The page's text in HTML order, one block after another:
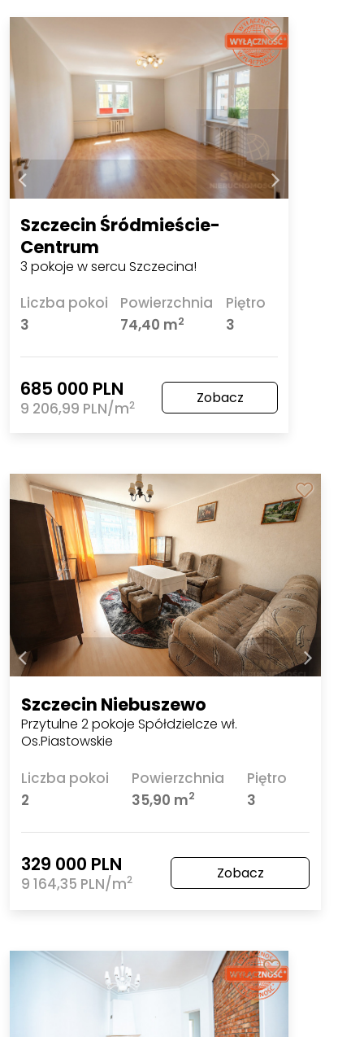
Szczecin Śródmieście-
Centrum
3 pokoje w sercu Szczecina!
Liczba pokoi
3
Powierzchnia
74,40 m2
Piętro
3
685 000 PLN
9 206,99 PLN/m2 Zobacz
Szczecin Niebuszewo
Przytulne 2 pokoje Spółdzielcze wł.
Os.Piastowskie
Liczba pokoi
2
Powierzchnia
35,90 m2
Piętro
3
329 000 PLN
9 164,35 PLN/m2 Zobacz